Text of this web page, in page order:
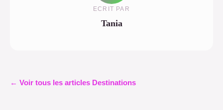
ECRIT PAR
Tania
← Voir tous les articles Destinations